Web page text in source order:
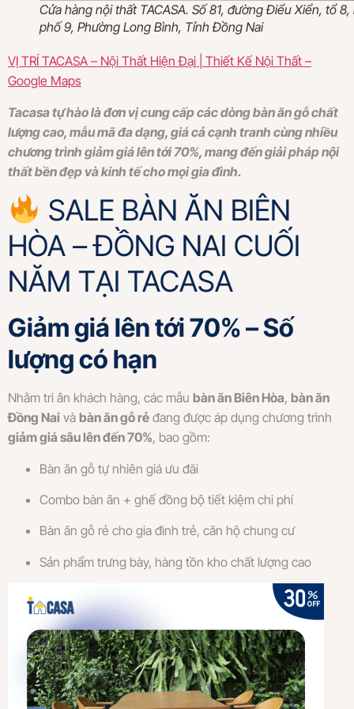
Cửa hàng nội thất TACASA. Số 81, đường Điểu Xiển, tổ 8,
phố 9, Phường Long Bình, Tỉnh Đồng Nai
VỊ TRÍ TACASA – Nội Thất Hiện Đại | Thiết Kế Nội Thất –
Google Maps
Tacasa tự hào là đơn vị cung cấp các dòng bàn ăn gỗ chất
lượng cao, mẫu mã đa dạng, giá cả cạnh tranh cùng nhiều
chương trình giảm giá lên tới 70%, mang đến giải pháp nội
thất bền đẹp và kinh tế cho mọi gia đình.
SALE BÀN ĂN BIÊN
HÒA – ĐỒNG NAI CUỐI
NĂM TẠI TACASA
Giảm giá lên tới 70% – Số
lượng có hạn
Nhằm tri ân khách hàng, các mẫu bàn ăn Biên Hòa, bàn ăn
Đồng Nai và bàn ăn gỗ rẻ đang được áp dụng chương trình
giảm giá sâu lên đến 70%, bao gồm:
Bàn ăn gỗ tự nhiên giá ưu đãi
Combo bàn ăn + ghế đồng bộ tiết kiệm chi phí
Bàn ăn gỗ rẻ cho gia đình trẻ, căn hộ chung cư
Sản phẩm trưng bày, hàng tồn kho chất lượng cao